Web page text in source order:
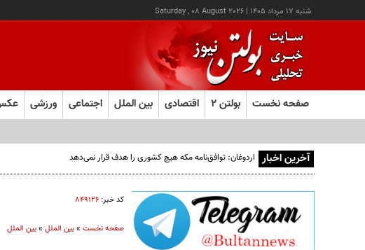
شنبه ۱۷ مرداد ۱۴۰۵ |
Saturday , 08 August 2026
صفحه نخست بولتن ۲ اقتصادی بین الملل اجتماعی ورزشی
آخرین اخبار اردوغان: توافق‌نامه مکه هیچ کشوری را هدف قرار نمی‌دهد
کد خبر: ۸۴۹۱۲۶
صفحه نخست»بین الملل»بین الملل